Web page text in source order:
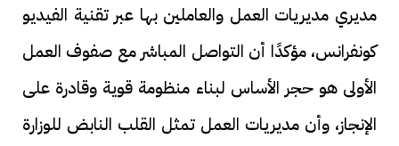
مديري مديريات العمل والعاملين بها عبر تقنية الفيديو
كونفرانس، مؤكدًا أن التواصل المباشر مع صفوف العمل
الأولى هو حجر الأساس لبناء منظومة قوية وقادرة على
الإنجاز، وأن مديريات العمل تمثل القلب النابض للوزارة